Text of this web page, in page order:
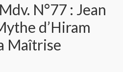
N°77 : Jean
d’Hiram
Maîtrise